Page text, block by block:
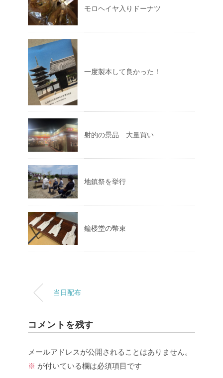
モロヘイヤ入りドーナツ
一度製本して良かった！
射的の景品 大量買い
地鎮祭を挙行
鐘楼堂の幣束
当日配布
コメントを残す
メールアドレスが公開されることはありません。
※ が付いている欄は必須項目です